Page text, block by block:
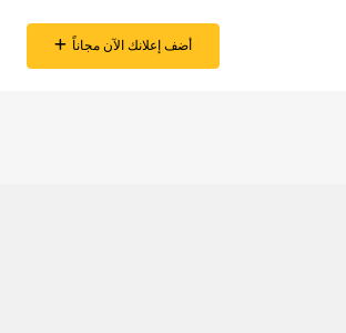
أضف إعلانك الآن مجاناً